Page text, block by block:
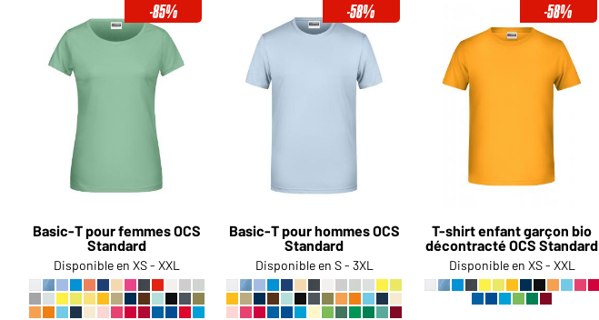
-85%
Basic-T pour femmes OCS
Standard
Disponible en XS - XXL
-58%
Basic-T pour hommes OCS
Standard
Disponible en S - 3XL
-58%
T-shirt enfant garçon bio
décontracté OCS Standard
Disponible en XS - XXL